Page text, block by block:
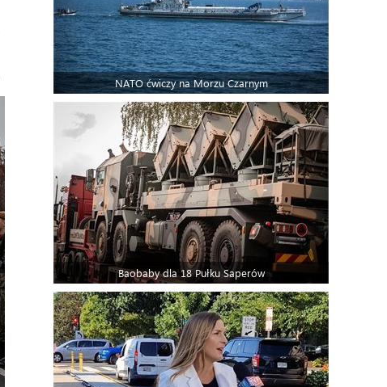
NATO ćwiczy na Morzu Czarnym
Baobaby dla 18 Pułku Saperów